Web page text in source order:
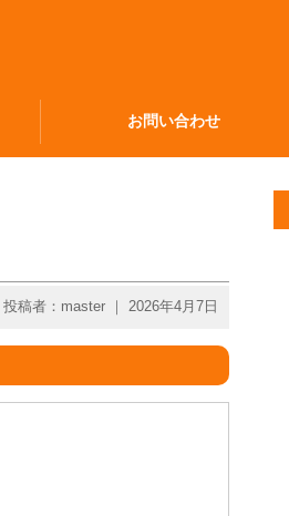
お問い合わせ
投稿者：master ｜ 2026年4月7日